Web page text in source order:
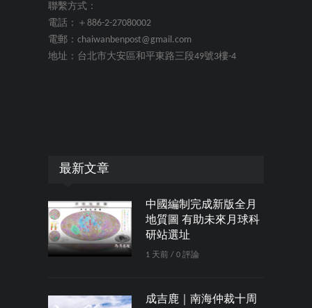
聯繫方式：
電話：＋886-2-27080002
電郵：chaiwanbenpost@gmail.com
地址：台北市大安區和平東路三段49號3樓-4
最新文章
中國編制完成新版全月
地質圖 有助未來月球科
研站選址
1 天前 / 0 評論
成吉鹿｜南海仲裁十周